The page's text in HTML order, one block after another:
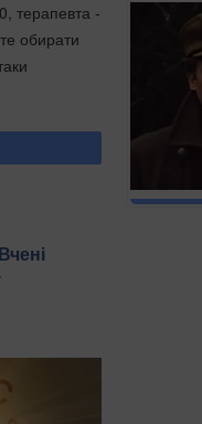
терапевта -
обирати